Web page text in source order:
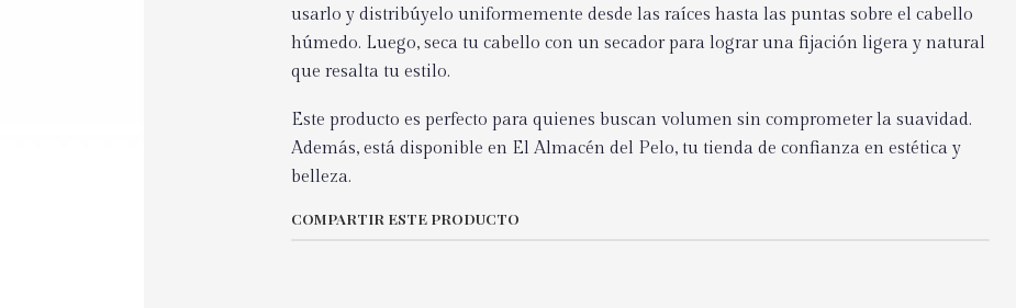
usarlo y distribúyelo uniformemente desde las raíces hasta las puntas sobre el cabello
húmedo. Luego, seca tu cabello con un secador para lograr una fijación ligera y natural
que resalta tu estilo.
Este producto es perfecto para quienes buscan volumen sin comprometer la suavidad.
Además, está disponible en El Almacén del Pelo, tu tienda de confianza en estética y
belleza.
COMPARTIR ESTE PRODUCTO